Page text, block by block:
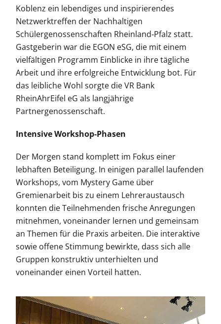
Koblenz ein lebendiges und inspirierendes
Netzwerktreffen der Nachhaltigen
Schülergenossenschaften Rheinland‑Pfalz statt.
Gastgeberin war die EGON eSG, die mit einem
vielfältigen Programm Einblicke in ihre tägliche
Arbeit und ihre erfolgreiche Entwicklung bot. Für
das leibliche Wohl sorgte die VR Bank
RheinAhrEifel eG als langjährige
Partnergenossenschaft.
Intensive Workshop‑Phasen
Der Morgen stand komplett im Fokus einer
lebhaften Beteiligung. In einigen parallel laufenden
Workshops, vom Mystery Game über
Gremienarbeit bis zu einem Lehreraustausch
konnten die Teilnehmenden frische Anregungen
mitnehmen, voneinander lernen und gemeinsam
an Themen für die Praxis arbeiten. Die interaktive
sowie offene Stimmung bewirkte, dass sich alle
Gruppen konstruktiv unterhielten und
voneinander einen Vorteil hatten.